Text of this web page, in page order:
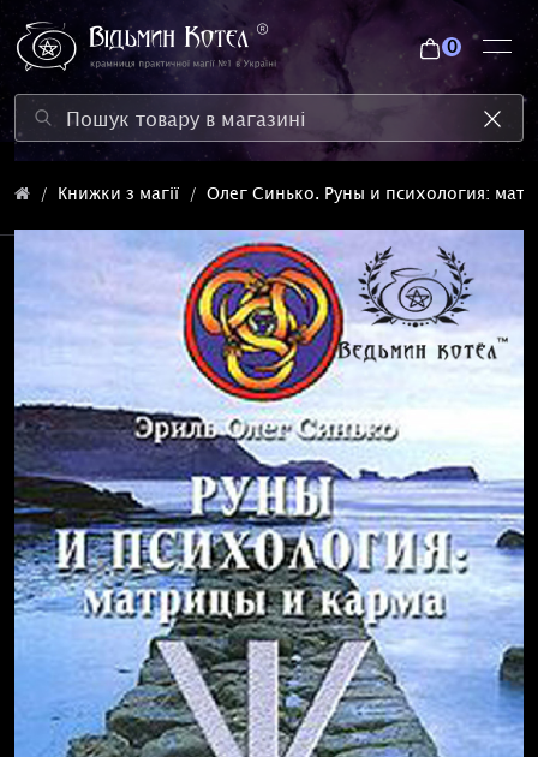
0
Книжки з магії Олег Синько. Руны и психология: